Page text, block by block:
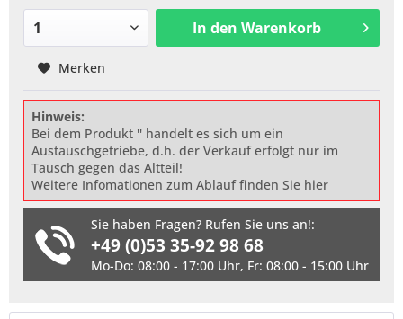
In den Warenkorb
Merken
Hinweis:
Bei dem Produkt '' handelt es sich um ein
Austauschgetriebe, d.h. der Verkauf erfolgt nur im
Tausch gegen das Altteil!
Weitere Infomationen zum Ablauf finden Sie hier
Sie haben Fragen? Rufen Sie uns an!:
+49 (0)53 35-92 98 68
Mo-Do: 08:00 - 17:00 Uhr, Fr: 08:00 - 15:00 Uhr